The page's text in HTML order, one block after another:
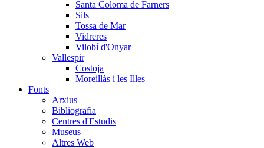
Santa Coloma de Farners
Sils
Tossa de Mar
Vidreres
Vilobí d'Onyar
Vallespir
Costoja
Moreillàs i les Illes
Fonts
Arxius
Bibliografia
Centres d'Estudis
Museus
Altres Web